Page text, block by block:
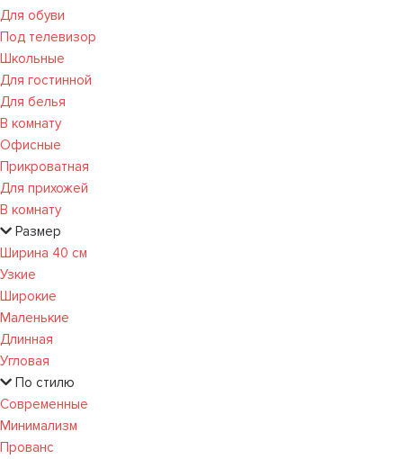
Для обуви
Под телевизор
Школьные
Для гостинной
Для белья
В комнату
Офисные
Прикроватная
Для прихожей
В комнату
Размер
Ширина 40 см
Узкие
Широкие
Маленькие
Длинная
Угловая
По стилю
Современные
Минимализм
Прованс